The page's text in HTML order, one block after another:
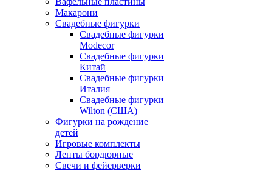
Макарони
Свадебные фигурки
Свадебные фигурки
Modecor
Свадебные фигурки
Китай
Свадебные фигурки
Италия
Свадебные фигурки
Wilton (США)
Фигурки на рождение
детей
Игровые комплекты
Ленты бордюрные
Свечи и фейерверки